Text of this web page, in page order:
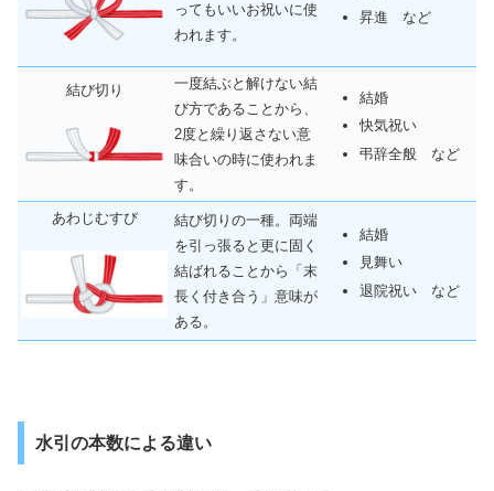
ってもいいお祝いに使
われます。
昇進 など
結び切り
一度結ぶと解けない結
び方であることから、
2度と繰り返さない意
味合いの時に使われま
す。
結婚
快気祝い
弔辞全般 など
あわじむすび
結び切りの一種。両端
を引っ張ると更に固く
結ばれることから「末
長く付き合う」意味が
ある。
結婚
見舞い
退院祝い など
水引の本数による違い